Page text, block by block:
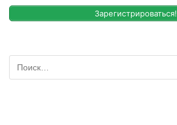
Зарегистрироваться!